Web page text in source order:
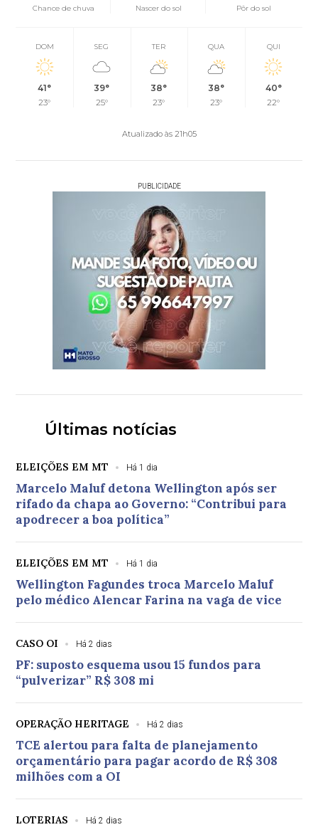
Chance de chuva
Nascer do sol Pôr do sol
DOM
41°
23°
SEG
39°
25°
TER
38°
23°
QUA
38°
23°
QUI
40°
22°
Atualizado às 21h05
PUBLICIDADE
Últimas notícias
ELEIÇÕES EM MT Há 1 dia
Marcelo Maluf detona Wellington após ser
rifado da chapa ao Governo: “Contribui para
apodrecer a boa política”
ELEIÇÕES EM MT Há 1 dia
Wellington Fagundes troca Marcelo Maluf
pelo médico Alencar Farina na vaga de vice
CASO OI Há 2 dias
PF: suposto esquema usou 15 fundos para
“pulverizar” R$ 308 mi
OPERAÇÃO HERITAGE Há 2 dias
TCE alertou para falta de planejamento
orçamentário para pagar acordo de R$ 308
milhões com a OI
LOTERIAS Há 2 dias